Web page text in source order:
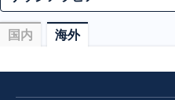
国内 海外